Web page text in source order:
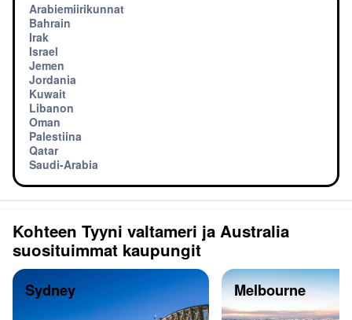
Arabiemiirikunnat
Bahrain
Irak
Israel
Jemen
Jordania
Kuwait
Libanon
Oman
Palestiina
Qatar
Saudi-Arabia
Kohteen Tyyni valtameri ja Australia
suosituimmat kaupungit
Sydney Melbourne